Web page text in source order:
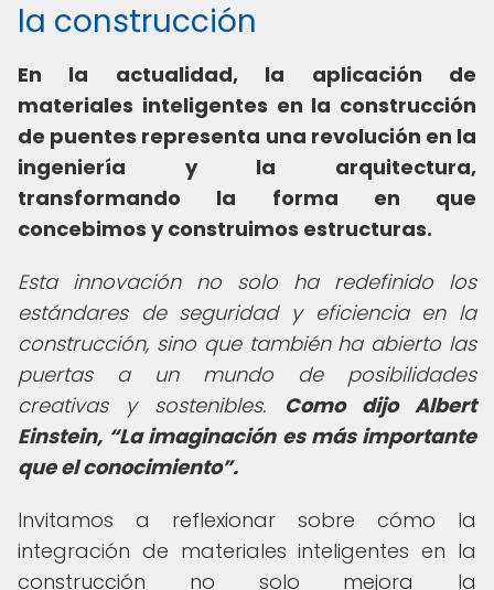
la construcción
En la actualidad, la aplicación de
materiales inteligentes en la construcción
de puentes representa una revolución en la
ingeniería y la arquitectura,
transformando la forma en que
concebimos y construimos estructuras.
Esta innovación no solo ha redefinido los
estándares de seguridad y eficiencia en la
construcción, sino que también ha abierto las
puertas a un mundo de posibilidades
creativas y sostenibles. Como dijo Albert
Einstein,
La imaginación es más importante
que el conocimiento .
Invitamos a reflexionar sobre cómo la
integración de materiales inteligentes en la
construcción no solo mejora la